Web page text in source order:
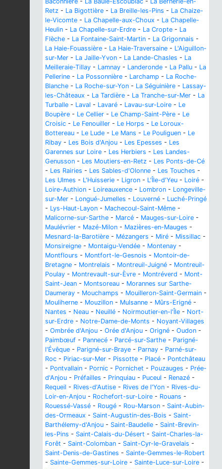
Retz - La Bigottière - La Breille-les-Pins - La Chaize-
le-Vicomte - La Chapelle-aux-Choux - La Chapelle-
Heulin - La Chapelle-sur-Erdre - La Cropte - La
Flèche - La Fontaine-Saint-Martin - La Grigonnais -
La Haie-Fouassière - La Haie-Traversaine - L'Aiguillon-
sur-Mer - La Jaille-Yvon - La Lande-Chasles - La
Meilleraie-Tillay - Lamnay - Landeronde - La Pallu - La
Pellerine - La Possonnière - Larchamp - La Roche-
Blanche - La Roche-sur-Yon - La Séguinière - Lassay-
les-Châteaux - La Tardière - La Tranche-sur-Mer - La
Turballe - Laval - Lavaré - Lavau-sur-Loire - Le
Boupère - Le Cellier - Le Champ-Saint-Père - Le
Croisic - Le Fenouiller - Le Horps - Le Loroux-
Bottereau - Le Lude - Le Mans - Le Pouliguen - Le
Ribay - Les Bois d'Anjou - Les Epesses - Les
Garennes sur Loire - Les Herbiers - Les Landes-
Genusson - Les Moutiers-en-Retz - Les Ponts-de-Cé
- Les Rairies - Les Sables-d'Olonne - Les Touches -
Les Ulmes - L'Huisserie - Ligron - L'Île-d'Yeu - Loiré -
Loire-Authion - Loireauxence - Lombron - Longeville-
sur-Mer - Longué-Jumelles - Louverné - Luché-Pringé
- Lys-Haut-Layon - Machecoul-Saint-Même -
Malicorne-sur-Sarthe - Marcé - Mauges-sur-Loire -
Maulévrier - Mazé-Milon - Mazières-en-Mauges -
Mesnard-la-Barotière - Mézangers - Miré - Missillac -
Monsireigne - Montaigu-Vendée - Montenay -
Montflours - Montfort-le-Gesnois - Montoir-de-
Bretagne - Montrelais - Montreuil-Juigné - Montreuil-
Poulay - Montrevault-sur-Èvre - Montréverd - Mont-
Saint-Jean - Montsoreau - Morannes sur Sarthe-
Daumeray - Mouchamps - Mouilleron-Saint-Germain -
Mouliherne - Mouzillon - Mulsanne - Mûrs-Erigné -
Nantes - Neau - Neuillé - Noirmoutier-en-l'Île - Nort-
sur-Erdre - Notre-Dame-de-Monts - Noyant-Villages
- Ombrée d'Anjou - Orée d'Anjou - Origné - Oudon -
Paimbœuf - Pannecé - Parcé-sur-Sarthe - Parigné-
l'Évêque - Parigné-sur-Braye - Parnay - Parné-sur-
Roc - Piriac-sur-Mer - Pissotte - Placé - Pontchâteau
- Pontvallain - Pornic - Pornichet - Pouzauges - Prée-
d'Anjou - Préfailles - Prinquiau - Puceul - Renazé -
Requeil - Rives-d'Autise - Rives de l'Yon - Rives-du-
Loir-en-Anjou - Rochefort-sur-Loire - Rouans -
Rouessé-Vassé - Rougé - Rou-Marson - Saint-Aubin-
des-Ormeaux - Saint-Augustin-des-Bois - Saint-
Barthélemy-d'Anjou - Saint-Baudelle - Saint-Brevin-
les-Pins - Saint-Calais-du-Désert - Saint-Charles-la-
Forêt - Saint-Colomban - Saint-Cyr-le-Gravelais -
Saint-Denis-de-Gastines - Sainte-Gemmes-le-Robert
- Sainte-Gemmes-sur-Loire - Sainte-Luce-sur-Loire -